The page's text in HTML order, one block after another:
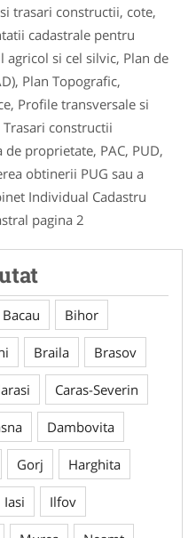
trasari constructii, cote,
cadastrale pentru
si cel silvic, Plan de
Plan Topografic,
Profile transversale si
constructii
proprietate, PAC, PUD,
obtinerii PUG sau a
Individual Cadastru
pagina 2
Bacau Bihor
Braila Brasov
Caras-Severin
Dambovita
Gorj Harghita
Iasi Ilfov